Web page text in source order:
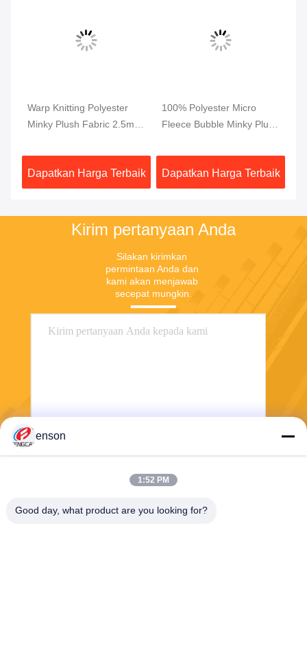
Warp Knitting Polyester
Minky Plush Fabric 2.5mm
Dapatkan Harga Terbaik
100% Polyester Micro
Fleece Bubble Minky Plush
Dapatkan Harga Terbaik
Kirim pertanyaan Anda
Silakan kirimkan
permintaan Anda dan
kami akan menjawab
secepat mungkin.
Mengirim
enson
1:52 PM
Good day, what product are you looking for?